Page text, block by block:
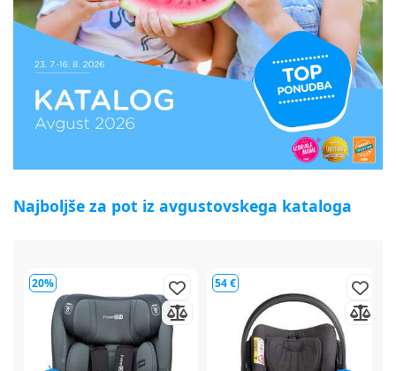
Najboljše za pot iz avgustovskega kataloga
54 € 64 €